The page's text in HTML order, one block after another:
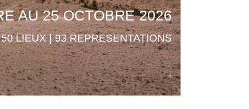
AU 25 OCTOBRE 2026
LIEUX | 93 REPRESENTATIONS